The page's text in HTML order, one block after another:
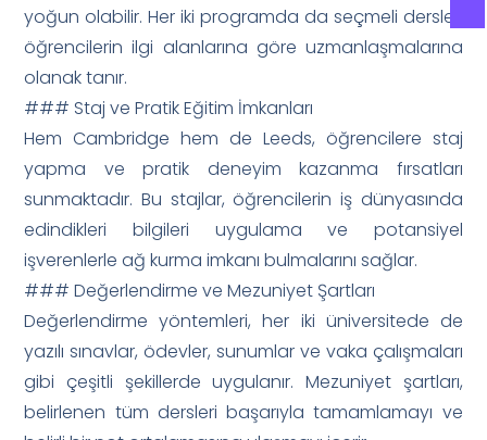
yoğun olabilir. Her iki programda da seçmeli dersler,
öğrencilerin ilgi alanlarına göre uzmanlaşmalarına
olanak tanır.
### Staj ve Pratik Eğitim İmkanları
Hem Cambridge hem de Leeds, öğrencilere staj
yapma ve pratik deneyim kazanma fırsatları
sunmaktadır. Bu stajlar, öğrencilerin iş dünyasında
edindikleri bilgileri uygulama ve potansiyel
işverenlerle ağ kurma imkanı bulmalarını sağlar.
### Değerlendirme ve Mezuniyet Şartları
Değerlendirme yöntemleri, her iki üniversitede de
yazılı sınavlar, ödevler, sunumlar ve vaka çalışmaları
gibi çeşitli şekillerde uygulanır. Mezuniyet şartları,
belirlenen tüm dersleri başarıyla tamamlamayı ve